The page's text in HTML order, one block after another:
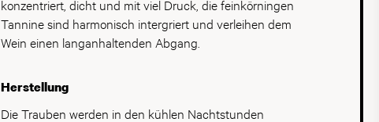
verantwortlich.
konzentriert, dicht und mit viel Druck, die feinkörningen
Tannine sind harmonisch intergriert und verleihen dem
Wein einen langanhaltenden Abgang.
Herstellung
Die Trauben werden in den kühlen Nachtstunden